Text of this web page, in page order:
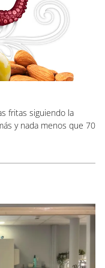
fritas siguiendo la
y nada menos que 70